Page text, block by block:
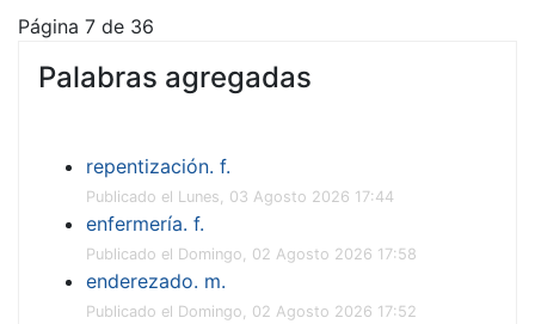
Página 7 de 36
Palabras agregadas
repentización. f.
Publicado el Lunes, 03 Agosto 2026 17:44
enfermería. f.
Publicado el Domingo, 02 Agosto 2026 17:58
enderezado. m.
Publicado el Domingo, 02 Agosto 2026 17:52